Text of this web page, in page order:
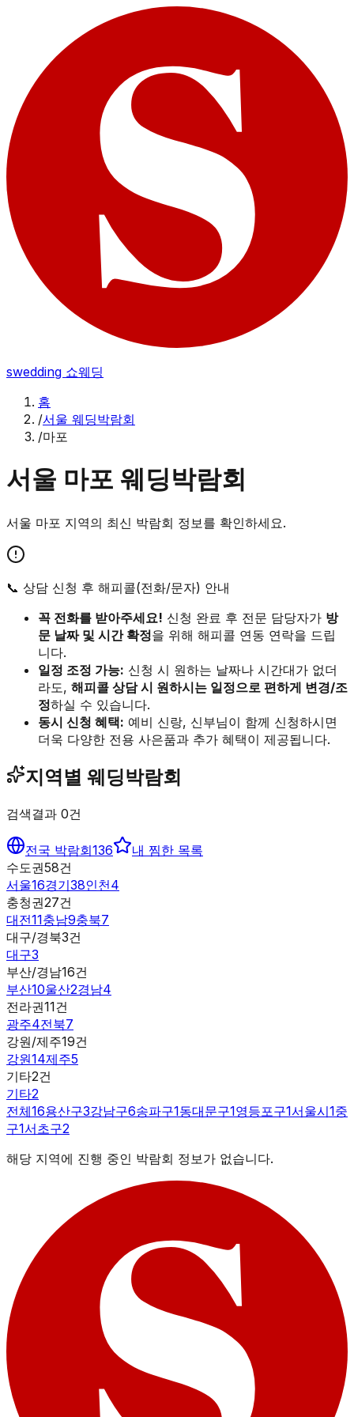
swedding 쇼웨딩
홈
/서울 웨딩박람회
/마포
서울 마포 웨딩박람회
서울 마포 지역의 최신 박람회 정보를 확인하세요.
📞 상담 신청 후 해피콜(전화/문자) 안내
꼭 전화를 받아주세요! 신청 완료 후 전문 담당자가 방
문 날짜 및 시간 확정을 위해 해피콜 연동 연락을 드립
니다.
일정 조정 가능: 신청 시 원하는 날짜나 시간대가 없더
라도, 해피콜 상담 시 원하시는 일정으로 편하게 변경/조
정하실 수 있습니다.
동시 신청 혜택: 예비 신랑, 신부님이 함께 신청하시면
더욱 다양한 전용 사은품과 추가 혜택이 제공됩니다.
지역별 웨딩박람회
검색결과 0건
전국 박람회136
내 찜한 목록
수도권58건
서울16경기38인천4
충청권27건
대전11충남9충북7
대구/경북3건
대구3
부산/경남16건
부산10울산2경남4
전라권11건
광주4전북7
강원/제주19건
강원14제주5
기타2건
기타2
전체16용산구3강남구6송파구1동대문구1영등포구1서울시1중
구1서초구2
해당 지역에 진행 중인 박람회 정보가 없습니다.